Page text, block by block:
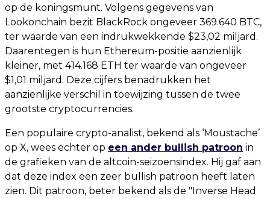
op de koningsmunt. Volgens gegevens van
Lookonchain bezit BlackRock ongeveer 369.640 BTC,
ter waarde van een indrukwekkende $23,02 miljard.
Daarentegen is hun Ethereum-positie aanzienlijk
kleiner, met 414.168 ETH ter waarde van ongeveer
$1,01 miljard. Deze cijfers benadrukken het
aanzienlijke verschil in toewijzing tussen de twee
grootste cryptocurrencies.
Een populaire crypto-analist, bekend als ‘Moustache’
op X, wees echter op een ander bullish patroon in
de grafieken van de altcoin-seizoensindex. Hij gaf aan
dat deze index een zeer bullish patroon heeft laten
zien. Dit patroon, beter bekend als de "Inverse Head